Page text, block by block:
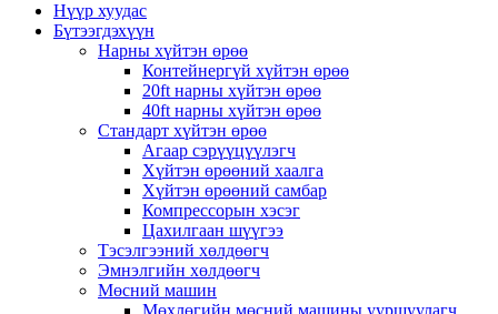
Нүүр хуудас
Бүтээгдэхүүн
Нарны хүйтэн өрөө
Контейнергүй хүйтэн өрөө
20ft нарны хүйтэн өрөө
40ft нарны хүйтэн өрөө
Стандарт хүйтэн өрөө
Агаар сэрүүцүүлэгч
Хүйтэн өрөөний хаалга
Хүйтэн өрөөний самбар
Компрессорын хэсэг
Цахилгаан шүүгээ
Тэсэлгээний хөлдөөгч
Эмнэлгийн хөлдөөгч
Мөсний машин
Мөхлөгийн мөсний машины ууршуулагч